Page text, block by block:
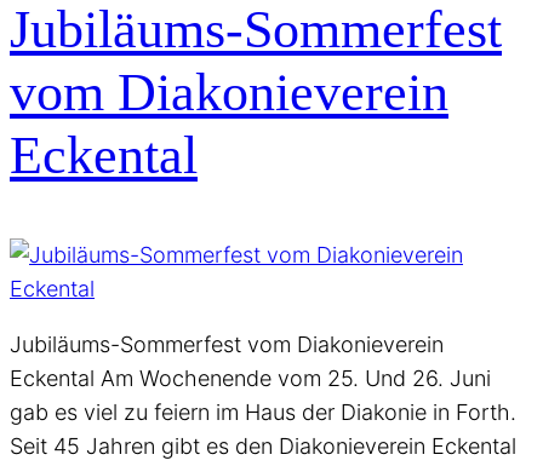
Jubiläums-Sommerfest
vom Diakonieverein
Eckental
Jubiläums-Sommerfest vom Diakonieverein
Eckental Am Wochenende vom 25. Und 26. Juni
gab es viel zu feiern im Haus der Diakonie in Forth.
Seit 45 Jahren gibt es den Diakonieverein Eckental